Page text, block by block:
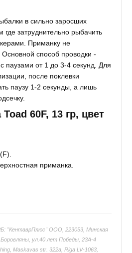
в сильно заросших
где затруднительно рыбачить
Приманку не
способ проводки -
паузами от 1 до 3-4 секунд. Для
после поклевки
паузу 1-2 секунды, а лишь
60F, 13 гр, цвет
приманка.
"КентаврПлюс" ООО, 223053, Минская
ул.40 лет Победы, 23А-4
Maskavas str. 322a, Riga LV-1063,